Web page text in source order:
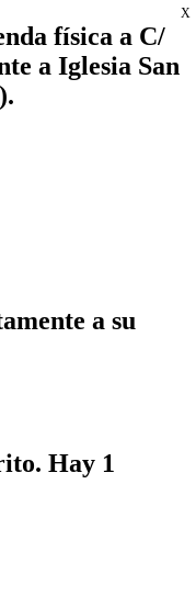
física a C/
a Iglesia San
X
a su
Hay 1